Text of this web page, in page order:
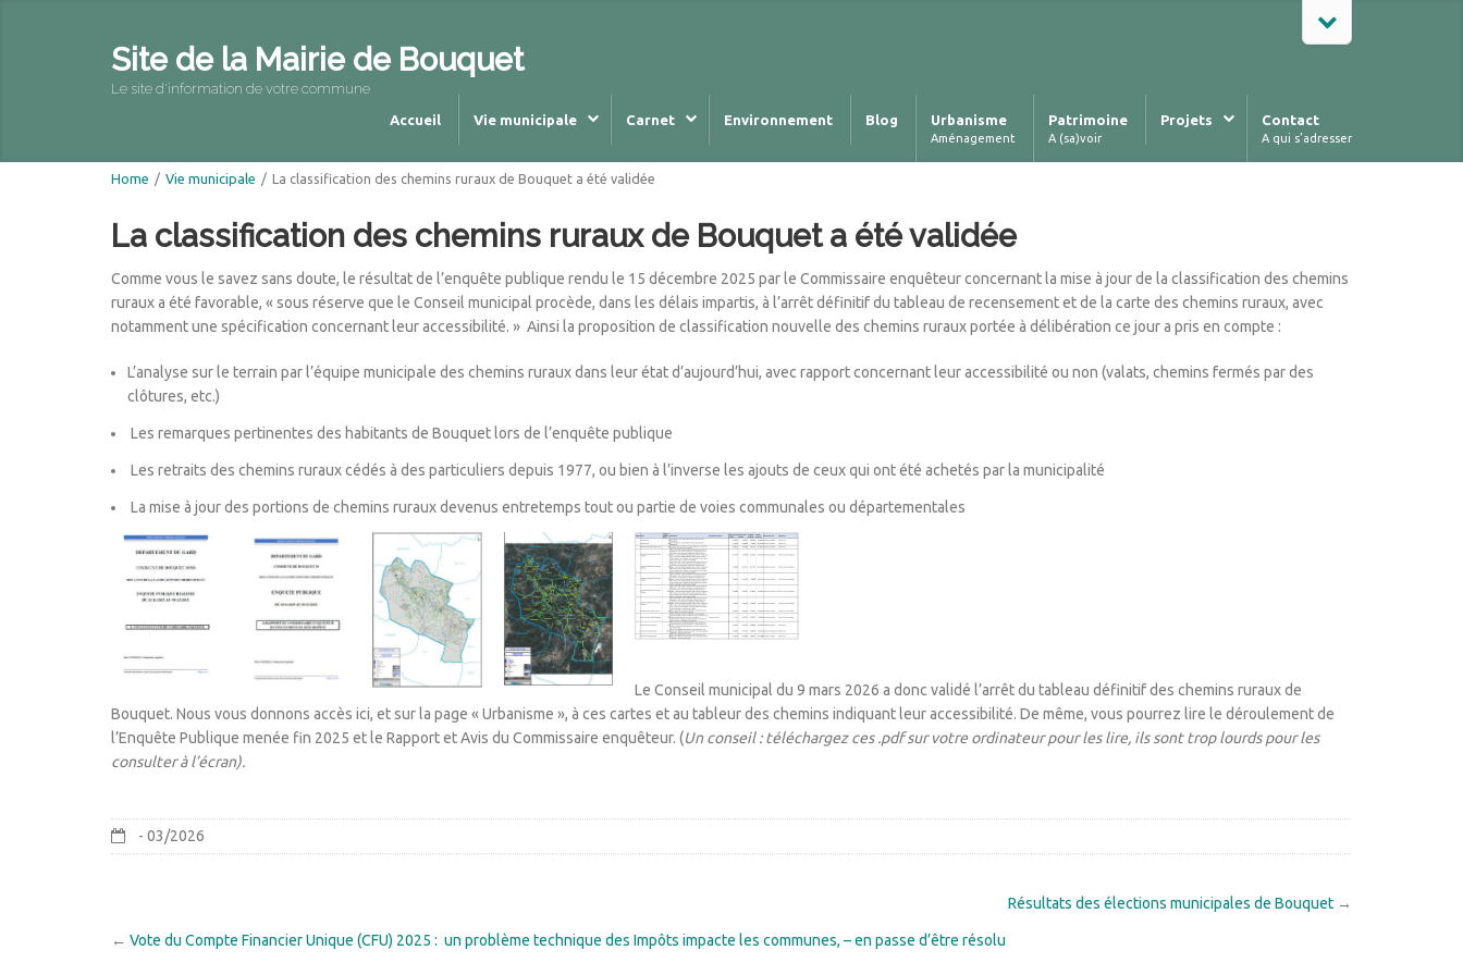
Site de la Mairie de Bouquet
Le site d'information de votre commune
Accueil Vie municipale Carnet Environnement Blog Urbanisme
Aménagement
Patrimoine
A (sa)voir
Projets Contact
A qui s’adresser
Home / Vie municipale / La classification des chemins ruraux de Bouquet a été validée
La classification des chemins ruraux de Bouquet a été validée
Comme vous le savez sans doute, le résultat de l’enquête publique rendu le 15 décembre 2025 par le Commissaire enquêteur concernant la mise à jour de la classification des chemins
ruraux a été favorable, « sous réserve que le Conseil municipal procède, dans les délais impartis, à l’arrêt définitif du tableau de recensement et de la carte des chemins ruraux, avec
notamment une spécification concernant leur accessibilité. » Ainsi la proposition de classification nouvelle des chemins ruraux portée à délibération ce jour a pris en compte :
L’analyse sur le terrain par l’équipe municipale des chemins ruraux dans leur état d’aujourd’hui, avec rapport concernant leur accessibilité ou non (valats, chemins fermés par des
clôtures, etc.)
Les remarques pertinentes des habitants de Bouquet lors de l’enquête publique
Les retraits des chemins ruraux cédés à des particuliers depuis 1977, ou bien à l’inverse les ajouts de ceux qui ont été achetés par la municipalité
La mise à jour des portions de chemins ruraux devenus entretemps tout ou partie de voies communales ou départementales
Le Conseil municipal du 9 mars 2026 a donc validé l’arrêt du tableau définitif des chemins ruraux de
Bouquet. Nous vous donnons accès ici, et sur la page « Urbanisme », à ces cartes et au tableur des chemins indiquant leur accessibilité. De même, vous pourrez lire le déroulement de
l’Enquête Publique menée fin 2025 et le Rapport et Avis du Commissaire enquêteur. (Un conseil : téléchargez ces .pdf sur votre ordinateur pour les lire, ils sont trop lourds pour les
consulter à l’écran).
- 03/2026
Résultats des élections municipales de Bouquet →
← Vote du Compte Financier Unique (CFU) 2025 : un problème technique des Impôts impacte les communes, – en passe d’être résolu